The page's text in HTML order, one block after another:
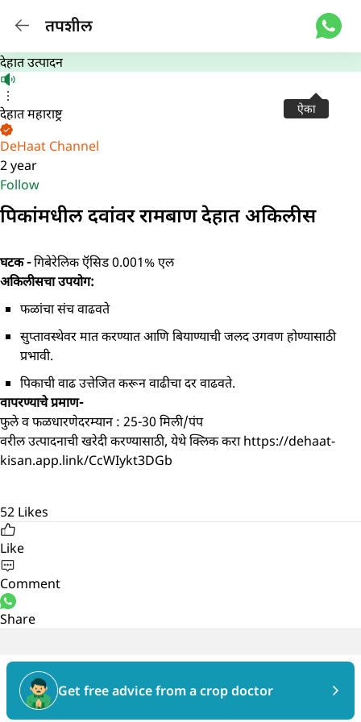
तपशील
ऐका
देहात उत्पादन
देहात महाराष्ट्र
DeHaat Channel
2 year
Follow
पिकांमधील दवांवर रामबाण देहात अकिलीस
घटक -गिबेरेलिक ऍसिड 0.001% एल
अकिलीसचा उपयोग:
फळांचा संच वाढवते
सुप्तावस्थेवर मात करण्यात आणि बियाण्याची जलद उगवण होण्यासाठी
प्रभावी.
पिकाची वाढ उत्तेजित करून वाढीचा दर वाढवते.
वापरण्याचे प्रमाण-
फुले व फळधारणेदरम्यान : 25-30 मिली/पंप
वरील उत्पादनाची खरेदी करण्यासाठी, येथे क्लिक कराhttps://dehaat-
kisan.app.link/CcWIykt3DGb
52 Likes
Like
Comment
Share
Get free advice from a crop doctor